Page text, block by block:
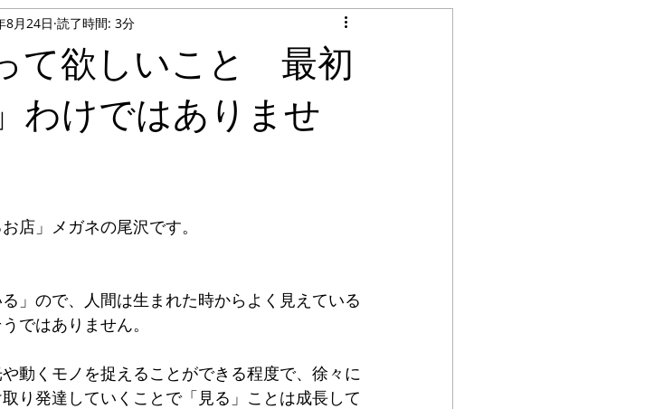
子どもの視力
プリズムメガネ 夜間運転用メガネ
て欲しいこと 最初
わけではありませ
8月24日 読了時間: 3分
店」メガネの尾沢です。
」ので、人間は生まれた時からよく見えている
ではありません。
動くモノを捉えることができる程度で、徐々に
り発達していくことで「見る」ことは成長して